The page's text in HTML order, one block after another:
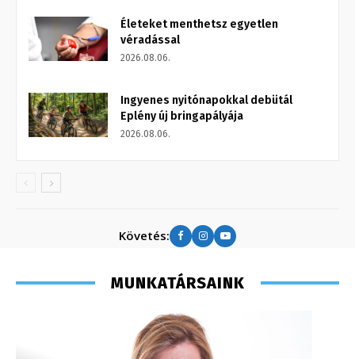
Életeket menthetsz egyetlen
véradással
2026.08.06.
Ingyenes nyitónapokkal debütál
Eplény új bringapályája
2026.08.06.
Követés:
MUNKATÁRSAINK